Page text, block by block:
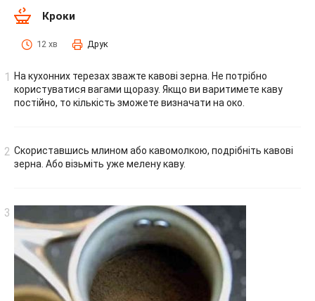
Кроки
12 хв Друк
На кухонних терезах зважте кавові зерна. Не потрібно
користуватися вагами щоразу. Якщо ви варитимете каву
постійно, то кількість зможете визначати на око.
Скориставшись млином або кавомолкою, подрібніть кавові
зерна. Або візьміть уже мелену каву.